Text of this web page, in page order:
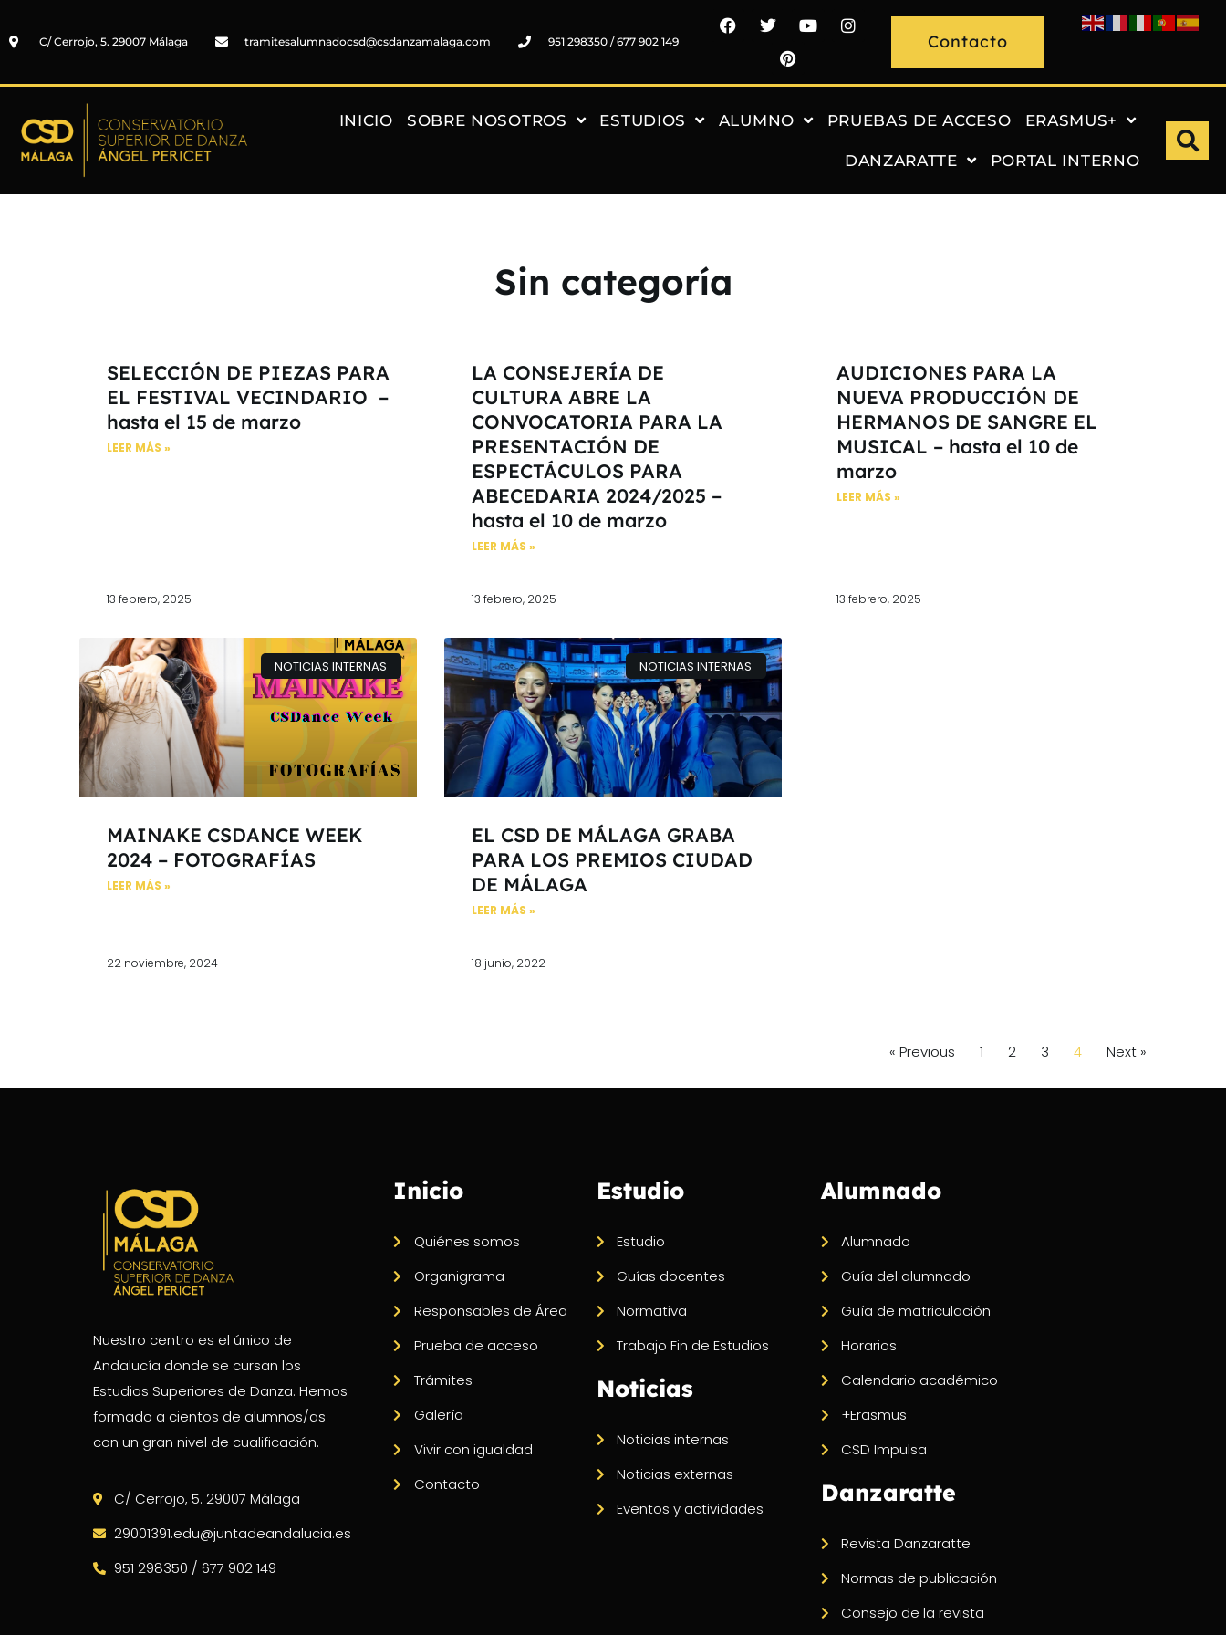
C/ Cerrojo, 5. 29007 Málaga tramitesalumnadocsd@csdanzamalaga.com 951 298350 / 677 902 149 Contacto
INICIO SOBRE NOSOTROS ESTUDIOS ALUMNO PRUEBAS DE ACCESO ERASMUS+
DANZARATTE PORTAL INTERNO
Sin categoría
SELECCIÓN DE PIEZAS PARA
EL FESTIVAL VECINDARIO –
hasta el 15 de marzo
LEER MÁS »
13 febrero, 2025
LA CONSEJERÍA DE
CULTURA ABRE LA
CONVOCATORIA PARA LA
PRESENTACIÓN DE
ESPECTÁCULOS PARA
ABECEDARIA 2024/2025 –
hasta el 10 de marzo
LEER MÁS »
13 febrero, 2025
AUDICIONES PARA LA
NUEVA PRODUCCIÓN DE
HERMANOS DE SANGRE EL
MUSICAL – hasta el 10 de
marzo
LEER MÁS »
13 febrero, 2025
NOTICIAS INTERNAS
MAINAKE CSDANCE WEEK
2024 – FOTOGRAFÍAS
LEER MÁS »
22 noviembre, 2024
NOTICIAS INTERNAS
EL CSD DE MÁLAGA GRABA
PARA LOS PREMIOS CIUDAD
DE MÁLAGA
LEER MÁS »
18 junio, 2022
« Previous 1 2 3 4 Next »
Nuestro centro es el único de
Andalucía donde se cursan los
Estudios Superiores de Danza. Hemos
formado a cientos de alumnos/as
con un gran nivel de cualificación.
C/ Cerrojo, 5. 29007 Málaga
29001391.edu@juntadeandalucia.es
951 298350 / 677 902 149
Inicio
Quiénes somos
Organigrama
Responsables de Área
Prueba de acceso
Trámites
Galería
Vivir con igualdad
Contacto
Estudio
Estudio
Guías docentes
Normativa
Trabajo Fin de Estudios
Noticias
Noticias internas
Noticias externas
Eventos y actividades
Alumnado
Alumnado
Guía del alumnado
Guía de matriculación
Horarios
Calendario académico
+Erasmus
CSD Impulsa
Danzaratte
Revista Danzaratte
Normas de publicación
Consejo de la revista